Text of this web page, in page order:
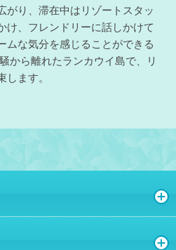
がり、滞在中はリゾートスタッ
け、フレンドリーに話しかけて
ムな気分を感じることができる
から離れたランカウイ島で、リ
します。